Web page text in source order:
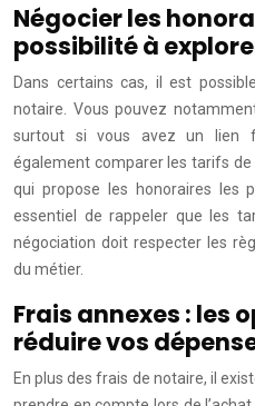
Négocier les
possibilité à
Dans certains cas, il est
notaire. Vous pouvez
surtout si vous avez un lien
également comparer les tarifs
qui propose les honoraires les
essentiel de rappeler que les
négociation doit respecter les
du métier.
Frais annexes : les
réduire vos
En plus des frais de notaire, il